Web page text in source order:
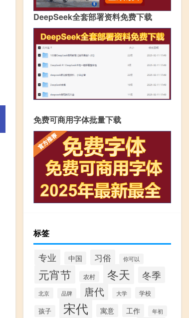
DeepSeek全套部署资料免费下载
免费可商用字体批量下载
标签
专业 中国 习俗 你可以
元宵节 农村 冬天 冬季
北京 品牌 唐代 大学 学校
孩子 宋代 寓意 工作 年初